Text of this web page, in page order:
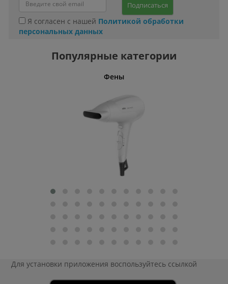
Подписаться
Я согласен с нашей Политикой обработки
персональных данных
Популярные категории
Фены
Для установки приложения воспользуйтесь ссылкой